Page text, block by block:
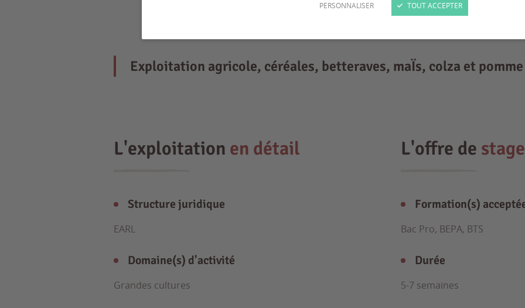
PERSONNALISER TOUT ACCEPTER
Exploitation agricole, céréales, betteraves, maÏs, colza et
L'exploitation en détail
Structure juridique
EARL
Domaine(s) d'activité
Grandes cultures
L'offre de stage
Formation(s)
Bac Pro, BEPA, BTS
Durée
5-7 semaines